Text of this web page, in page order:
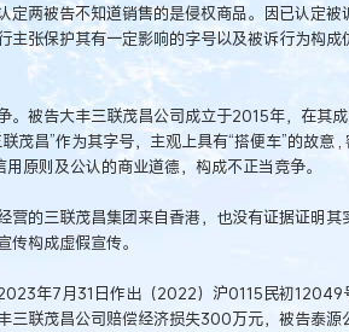
定两被告不知道销售的是侵权商品。因已认定
主张保护其有一定影响的字号以及被诉行为构
。被告大丰三联茂昌公司成立于2015年，在其
茂昌”作为其字号，主观上具有“搭便车”的故意
原则及公认的商业道德，构成不正当竞争。
营的三联茂昌集团来自香港，也没有证据证明其
构成虚假宣传。
年7月31日作出（2022）沪0115民初12049
三联茂昌公司赔偿经济损失300万元，被告泰